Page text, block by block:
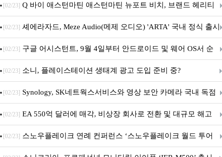
‘알파마요 2 슈퍼’ 상업적 이용 가능
[02/23] Q 바이 애스턴마틴 애스턴마틴 뉴포트 비치, 브랜드 헤리티
지 담은 ‘헤리티지 에디션 컬렉션’ 공개
[02/23] 셰에라자드, Meze Audio(메제 오디오) 'ARTA' 국내 정식 출시
[02/23] 구글 어시스턴트, 9월 4일부터 안드로이드 및 웨어 OS서 순
차 서비스 종료
[02/23] 소니, 플레이스테이션 생태계 광고 도입 준비 중?
[02/23] Synology, SK네트웍스서비스와 영상 보안 카메라 국내 독점
판매 파트너십 체결
[02/23] EA 550억 달러에 매각, 비상장 회사로 전환 및 대규모 해고
전망
[02/23] 스노우플레이크 연례 컨퍼런스 ‘스노우플레이크 월드 투어